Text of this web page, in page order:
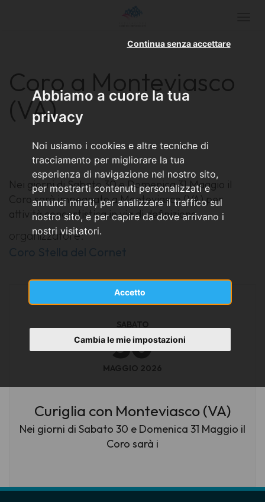
Abbiamo a cuore la tua
privacy
Noi usiamo i cookies e altre tecniche di
tracciamento per migliorare la tua
esperienza di navigazione nel nostro sito,
per mostrarti contenuti personalizzati e
annunci mirati, per analizzare il traffico sul
nostro sito, e per capire da dove arrivano i
nostri visitatori.
Accetto
Continua senza accettare
Cambia le mie impostazioni
Coro a Monteviasco
(VA)
Nei giorni di Sabato 30 e Domenica 31 Maggio il
Coro sarà impegnato a Monteviasco (VA) per
attività concertistica in via di definizione
organizzatore:
Coro Stella del Cornet
SABATO
30
MAGGIO 2026
Curiglia con Monteviasco (VA)
Nei giorni di Sabato 30 e Domenica 31 Maggio il
Coro sarà i